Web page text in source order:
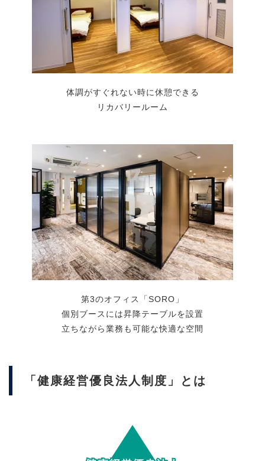
体調がすぐれない時に休憩できる
リカバリールーム
第3のオフィス「SORO」
個別ブースには昇降テーブルを設置
立ちながら業務も可能な快適な空間
「健康経営優良法人制度」とは